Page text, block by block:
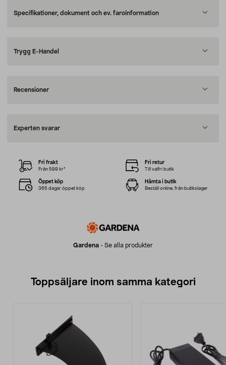
Specifikationer, dokument och ev. faroinformation
Trygg E-Handel
Recensioner
Experten svarar
Gardena - Se alla produkter
Fri frakt
Från 599 kr*
Fri retur
Till valfri butik
Öppet köp
365 dagar öppet köp
Hämta i butik
Beställ online, från butikslager
Toppsäljare inom samma kategori